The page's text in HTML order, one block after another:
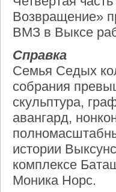
Возвращение»
ВМЗ в Выксе
Справка
Семья Седых
собрания
скульптура,
авангард,
истории
комплексе
Моника Норс.